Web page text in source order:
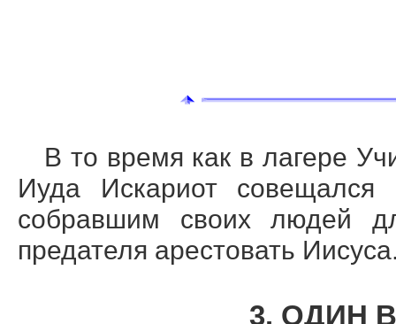
В то время как в лагере
Иуда Искариот совещался
собравшим своих людей
предателя арестовать
3. ОДИН